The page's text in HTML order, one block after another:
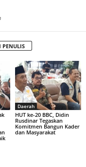
PENULIS
Daerah
HUT ke-20 BBC, Didin
Rusdinar Tegaskan
Komitmen Bangun Kader
dan Masyarakat